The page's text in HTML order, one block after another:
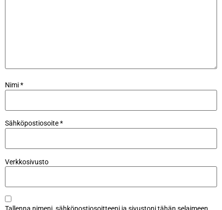
Nimi*
Sähköpostiosoite*
Verkkosivusto
Tallenna nimeni, sähköpostiosoitteeni ja sivustoni tähän selaimeen